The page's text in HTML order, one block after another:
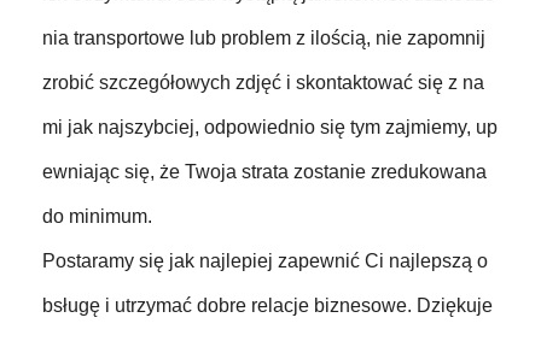
nia transportowe lub problem z ilością, nie zapomnij
zrobić szczegółowych zdjęć i skontaktować się z na
mi jak najszybciej, odpowiednio się tym zajmiemy, up
ewniając się, że Twoja strata zostanie zredukowana
do minimum.
Postaramy się jak najlepiej zapewnić Ci najlepszą o
bsługę i utrzymać dobre relacje biznesowe. Dziękuje